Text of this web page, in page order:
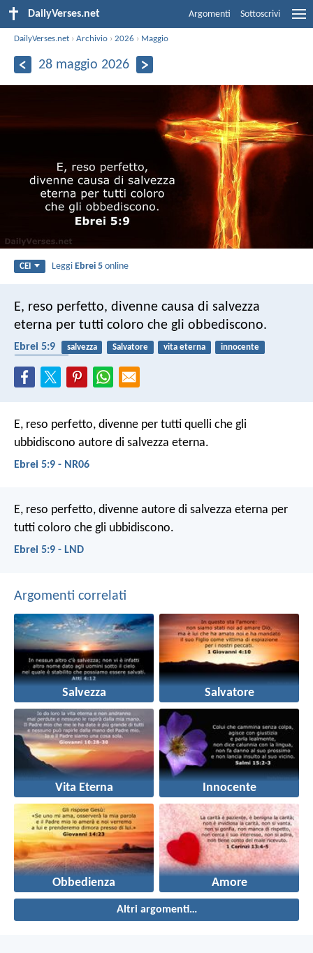
DailyVerses.net Argomenti Sottoscrivi
DailyVerses.net ›Archivio ›2026 › Maggio
28 maggio 2026
CEI LeggiEbrei 5 online
E, reso perfetto, divenne causa di salvezza
eterna per tutti coloro che gli obbediscono.
Ebrei 5:9 salvezza Salvatore vita eterna
innocente
E, reso perfetto, divenne per tutti quelli che gli
ubbidiscono autore di salvezza eterna.
Ebrei 5:9 - NR06
E, reso perfetto, divenne autore di salvezza eterna per
tutti coloro che gli ubbidiscono.
Ebrei 5:9 - LND
Argomenti correlati
Salvezza Salvatore
Vita Eterna Innocente
Obbedienza Amore
Altri argomenti…